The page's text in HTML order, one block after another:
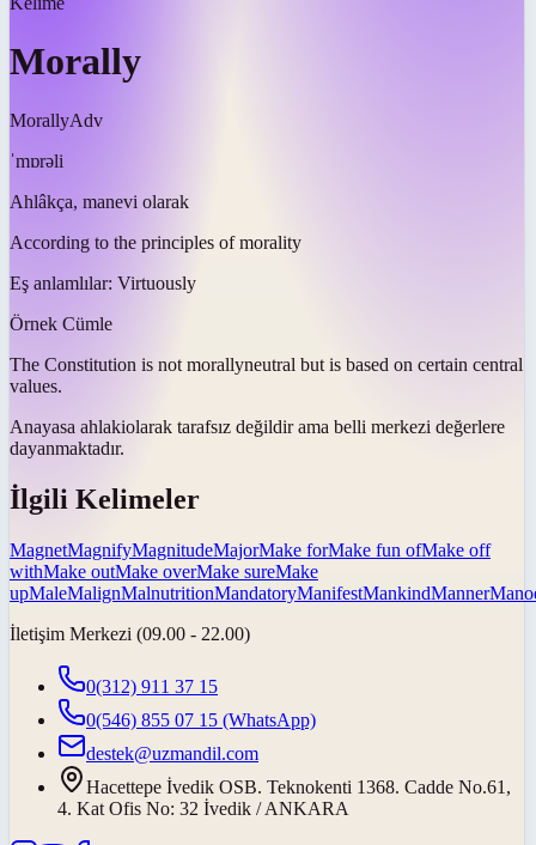
Morally
MorallyAdv
ˈmɒrəli
Ahlâkça, manevi olarak
According to the principles of morality
Eş anlamlılar: Virtuously
Örnek Cümle
The Constitution is not morallyneutral but is based on certain central
values.
Anayasa ahlakiolarak tarafsız değildir ama belli merkezi değerlere
dayanmaktadır.
İlgili Kelimeler
MagnetMagnifyMagnitudeMajorMake forMake fun ofMake off
withMake outMake overMake sureMake
upMaleMalignMalnutritionMandatoryManifestMankindManner
İletişim Merkezi (09.00 - 22.00)
0(312) 911 37 15
0(546) 855 07 15 (WhatsApp)
destek@uzmandil.com
Hacettepe İvedik OSB. Teknokenti 1368. Cadde No.61,
4. Kat Ofis No: 32 İvedik / ANKARA